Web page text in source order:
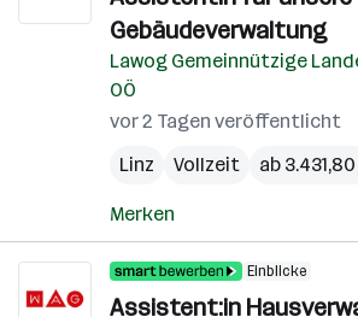
Gebäudeverwaltung
Lawog Gemeinnützige
OÖ
vor 2 Tagen veröffentlicht
Linz
Vollzeit ab
Merken
Einblicke
Assistent:in